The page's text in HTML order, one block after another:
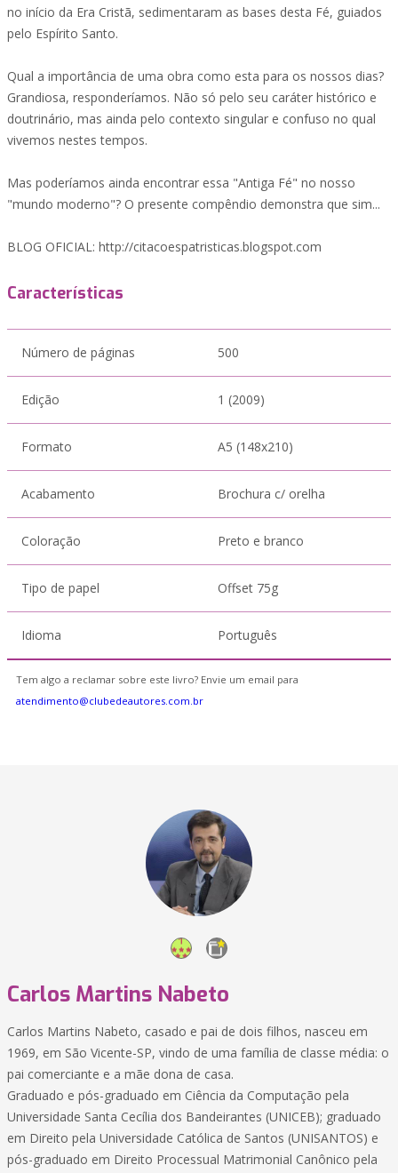
no início da Era Cristã, sedimentaram as bases desta Fé, guiados
pelo Espírito Santo.
Qual a importância de uma obra como esta para os nossos dias?
Grandiosa, responderíamos. Não só pelo seu caráter histórico e
doutrinário, mas ainda pelo contexto singular e confuso no qual
vivemos nestes tempos.
Mas poderíamos ainda encontrar essa "Antiga Fé" no nosso
"mundo moderno"? O presente compêndio demonstra que sim...
BLOG OFICIAL: http://citacoespatristicas.blogspot.com
Características
Número de páginas 500
Edição 1 (2009)
Formato A5 (148x210)
Acabamento Brochura c/ orelha
Coloração Preto e branco
Tipo de papel Offset 75g
Idioma Português
Tem algo a reclamar sobre este livro? Envie um email para
atendimento@clubedeautores.com.br
Carlos Martins Nabeto
Carlos Martins Nabeto, casado e pai de dois filhos, nasceu em
1969, em São Vicente-SP, vindo de uma família de classe média: o
pai comerciante e a mãe dona de casa.
Graduado e pós-graduado em Ciência da Computação pela
Universidade Santa Cecília dos Bandeirantes (UNICEB); graduado
em Direito pela Universidade Católica de Santos (UNISANTOS) e
pós-graduado em Direito Processual Matrimonial Canônico pela